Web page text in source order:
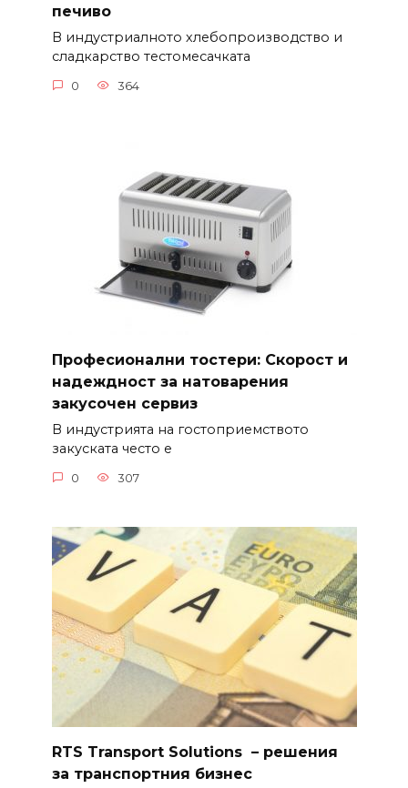
печиво
В индустриалното хлебопроизводство и
сладкарство тестомесачката
0 364
Професионални тостери: Скорост и
надеждност за натоварения
закусочен сервиз
В индустрията на гостоприемството
закуската често е
0 307
RTS Transport Solutions – решения
за транспортния бизнес